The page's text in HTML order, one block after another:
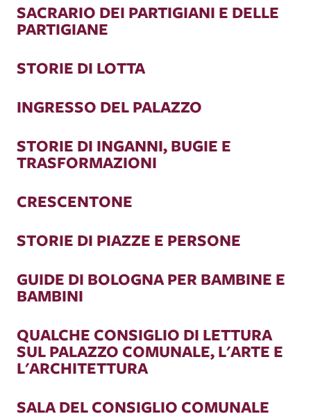
SACRARIO DEI PARTIGIANI E DELLE
PARTIGIANE
STORIE DI LOTTA
INGRESSO DEL PALAZZO
STORIE DI INGANNI, BUGIE E
TRASFORMAZIONI
CRESCENTONE
STORIE DI PIAZZE E PERSONE
GUIDE DI BOLOGNA PER BAMBINE E
BAMBINI
QUALCHE CONSIGLIO DI LETTURA
SUL PALAZZO COMUNALE, L'ARTE E
L'ARCHITETTURA
SALA DEL CONSIGLIO COMUNALE